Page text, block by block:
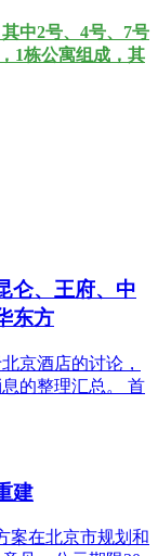
中2号、4号、7号
1栋公寓组成，其
仑、王府、中
东方
京酒店的讨论，
的整理汇总。 首
建
案在北京市规划和